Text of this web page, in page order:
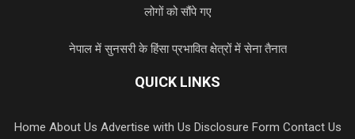
लोगों को सौंपे गए
नेपाल में सुनसरी के हिंसा प्रभावित क्षेत्रों में सेना तैनात
QUICK LINKS
Home About Us Advertise with Us Disclosure Form Contact Us